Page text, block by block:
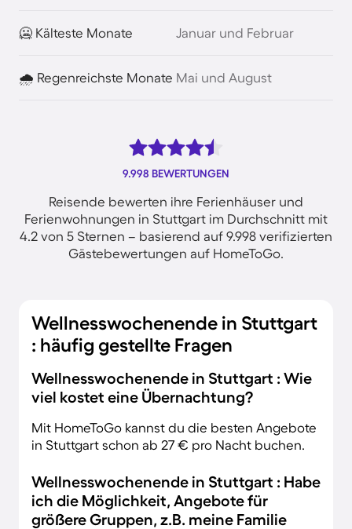
🥶 Kälteste Monate Januar und Februar
🌧️ Regenreichste Monate Mai und August
9.998 BEWERTUNGEN
Reisende bewerten ihre Ferienhäuser und
Ferienwohnungen in Stuttgart im Durchschnitt mit
4.2 von 5 Sternen – basierend auf 9.998 verifizierten
Gästebewertungen auf HomeToGo.
Wellnesswochenende in Stuttgart
: häufig gestellte Fragen
Wellnesswochenende in Stuttgart : Wie
viel kostet eine Übernachtung?
Mit HomeToGo kannst du die besten Angebote
in Stuttgart schon ab 27 € pro Nacht buchen.
Wellnesswochenende in Stuttgart : Habe
ich die Möglichkeit, Angebote für
größere Gruppen, z.B. meine Familie